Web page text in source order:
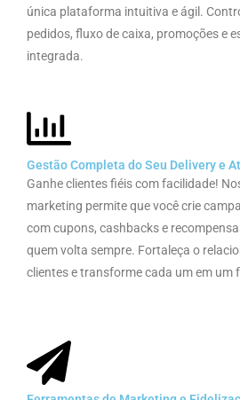
única plataforma intuitiva e ágil.
pedidos, fluxo de caixa, promoções e
integrada.
Gestão Completa do Seu Delivery e
Ganhe clientes fiéis com facilidade!
marketing permite que você crie
com cupons, cashbacks e
quem volta sempre. Fortaleça o
clientes e transforme cada um em um